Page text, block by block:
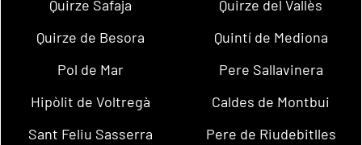
Quirze Safaja
Quirze del Vallès
Quirze de Besora
Quintí de Mediona
Pol de Mar
Pere Sallavinera
Hipòlit de Voltregà
Caldes de Montbui
Sant Feliu Sasserra
Pere de Riudebitlles